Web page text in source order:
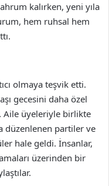
kalırken, yeni yıla
hem ruhsal hem
olmaya teşvik etti.
gecesini daha özel
Aile üyeleriyle birlikte
düzenlenen partiler ve
hale geldi. İnsanlar,
üzerinden bir